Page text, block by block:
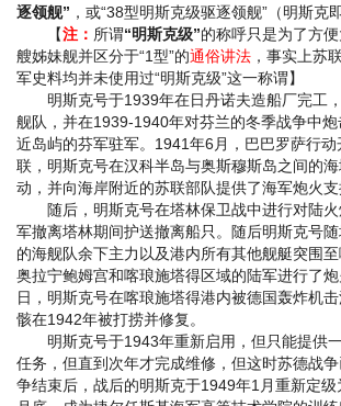
逐领舰” ，或“38型明斯克级驱逐领舰”（明斯克
【注： 所谓“明斯克级”的称呼只是为了方
艘姊妹舰并区分于“1型”的通俗讲法 ，事实上苏
军史料均并未使用过“明斯克级”这一称谓】
明斯克号于1939年在日丹诺夫造船厂完工
舰队，并在1939-1940年对芬兰的冬季战争中
近岛屿的芬军驻军。1941年6月，巴巴罗萨行
联，明斯克号在汉科半岛与奥斯穆斯岛之间的
动，并向海岸附近的苏联部队提供了海军炮火支
随后，明斯克号在塔林保卫战中进行对陆火
军撤离塔林期间护送撤离船只。随后明斯克号
的海舰队余下主力以及港内所有其他舰艇突围
奥拉宁鲍姆宫和喀琅施塔得区域的陆军进行了
日，明斯克号在喀琅施塔得港内被德国轰炸机
骸在1942年被打捞并修复。
明斯克号于1943年重新启用，但只能提供
任务，但直到次年才完成维修，但这时苏德战
争结束后，战后的明斯克于1949年1月重新定